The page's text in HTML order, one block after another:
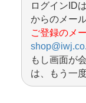
ログインIDは
からのメー
ご登録のメ
もし画面が
は、もう一